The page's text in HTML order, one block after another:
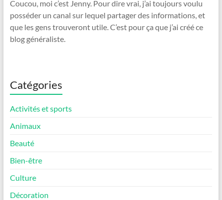
Coucou, moi c’est Jenny. Pour dire vrai, j’ai toujours voulu
posséder un canal sur lequel partager des informations, et
que les gens trouveront utile. C’est pour ça que j’ai créé ce
blog généraliste.
Catégories
Activités et sports
Animaux
Beauté
Bien-être
Culture
Décoration